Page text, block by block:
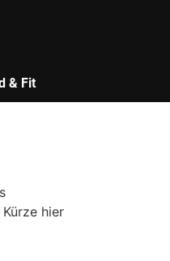
& Fit
hier